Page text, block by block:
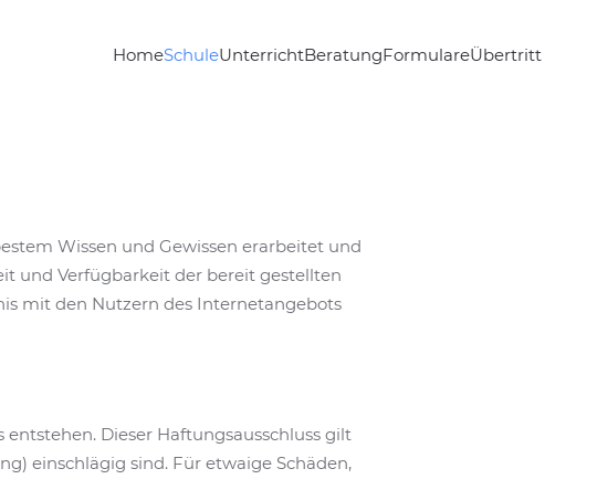
HomeSchuleUnterrichtBeratungFormulareÜbertritt
Wissen und Gewissen erarbeitet und
und Verfügbarkeit der bereit gestellten
mit den Nutzern des Internetangebots
Dieser Haftungsausschluss gilt
einschlägig sind. Für etwaige Schäden,